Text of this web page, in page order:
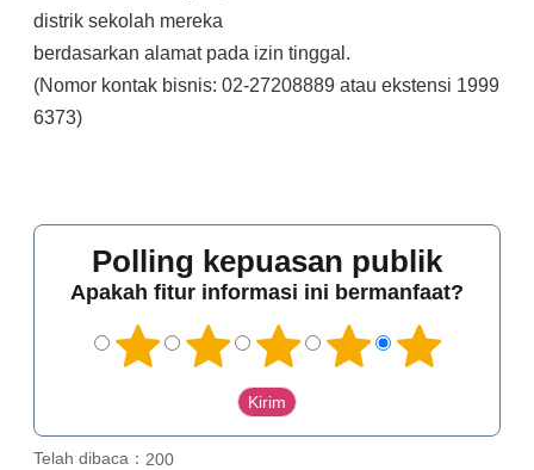
distrik sekolah mereka
berdasarkan alamat pada izin tinggal.
(Nomor kontak bisnis: 02-27208889 atau ekstensi 1999
6373)
Polling kepuasan publik
Apakah fitur informasi ini bermanfaat?
Telah dibaca： 200